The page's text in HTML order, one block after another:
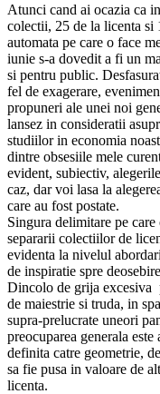
Atunci cand ai ocazia ca
colectii, 25 de la licenta si
automata pe care o face
iunie s-a dovedit a fi un
si pentru public.
fel de exagerare,
propuneri ale unei noi
lansez in consideratii
studiilor in economia
dintre obsesiile mele
evident, subiectiv,
caz, dar voi lasa la
care au fost postate.
Singura delimitare pe
separarii colectiilor de
evidenta la nivelul
de inspiratie spre
Dincolo de grija excesiva
de maiestrie si truda, in
supra-prelucrate uneori
preocuparea generala
definita catre geometrie,
sa fie pusa in valoare de
licenta.